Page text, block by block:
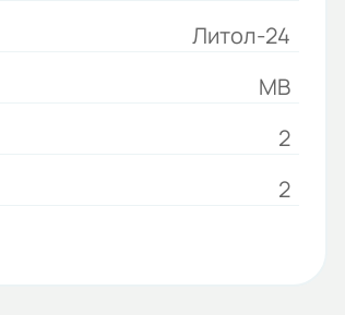
Литол-24
МВ
2
2